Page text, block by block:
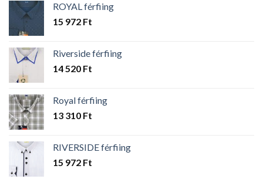
ROYAL férfiing
15 972 Ft
Riverside férfiing
14 520 Ft
Royal férfiing
13 310 Ft
RIVERSIDE férfiing
15 972 Ft